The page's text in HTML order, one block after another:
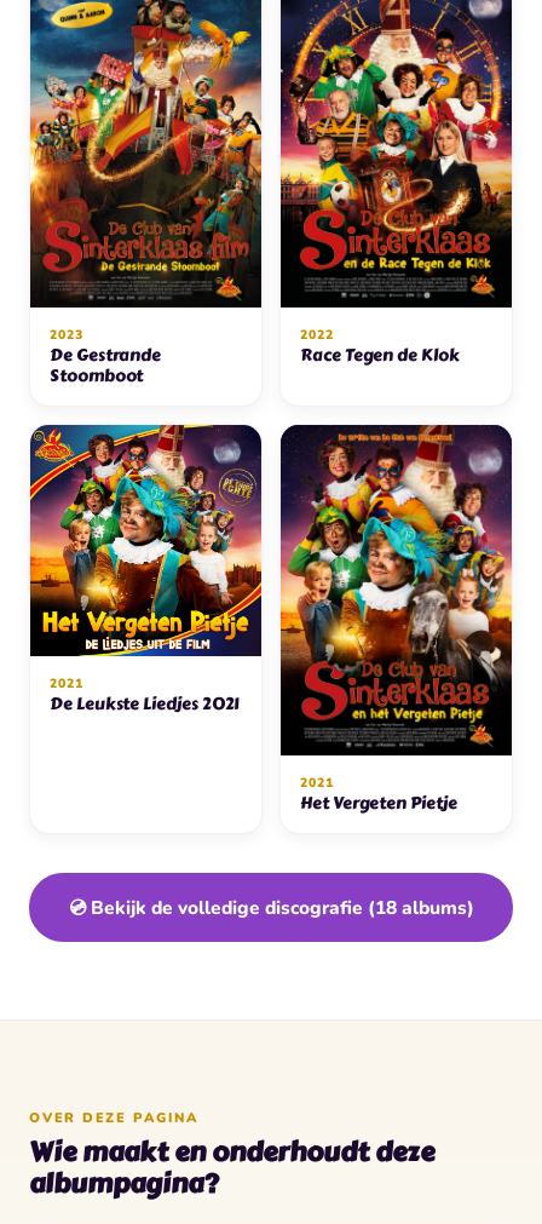
2023
De Gestrande
Stoomboot
2022
Race Tegen de Klok
2021
De Leukste Liedjes 2021
2021
Het Vergeten Pietje
💿 Bekijk de volledige discografie (18 albums)
OVER DEZE PAGINA
Wie maakt en onderhoudt deze
albumpagina?